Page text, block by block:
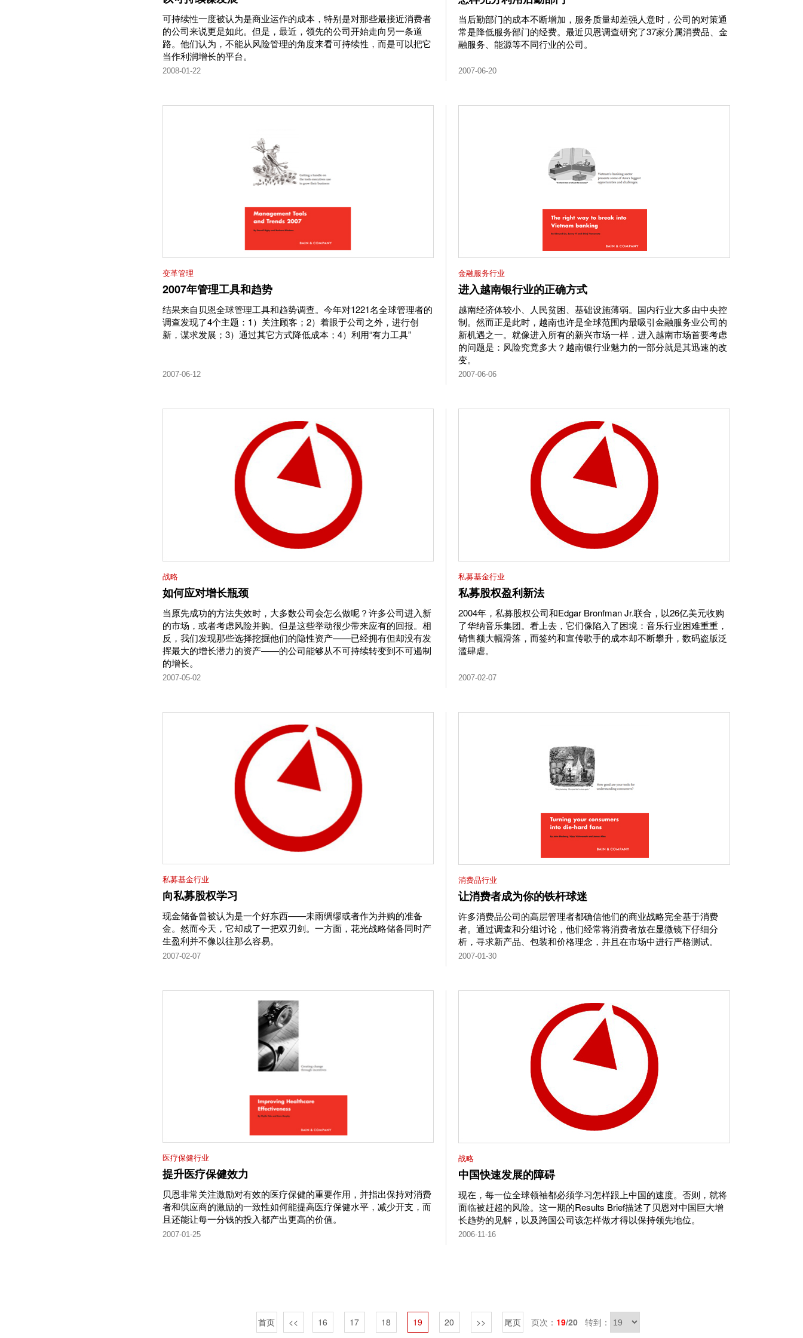
可持续性一度被认为是商业运作的成本，特别是对那些最接近消费者
的公司来说更是如此。但是，最近，领先的公司开始走向另一条道
路。他们认为，不能从风险管理的角度来看可持续性，而是可以把它
当作利润增长的平台。
2008-01-22
当后勤部门的成本不断增加，服务质量却差强人意时，公司的对策通
常是降低服务部门的经费。最近贝恩调查研究了37家分属消费品、金
融服务、能源等不同行业的公司。
2007-06-20
变革管理
2007年管理工具和趋势
结果来自贝恩全球管理工具和趋势调查。今年对1221名全球管理者的
调查发现了4个主题：1）关注顾客；2）着眼于公司之外，进行创
新，谋求发展；3）通过其它方式降低成本；4）利用“有力工具”
2007-06-12
金融服务行业
进入越南银行业的正确方式
越南经济体较小、人民贫困、基础设施薄弱。国内行业大多由中央控
制。然而正是此时，越南也许是全球范围内最吸引金融服务业公司的
新机遇之一。就像进入所有的新兴市场一样，进入越南市场首要考虑
的问题是：风险究竟多大？越南银行业魅力的一部分就是其迅速的改
变。
2007-06-06
战略
如何应对增长瓶颈
当原先成功的方法失效时，大多数公司会怎么做呢？许多公司进入新
的市场，或者考虑风险并购。但是这些举动很少带来应有的回报。相
反，我们发现那些选择挖掘他们的隐性资产——已经拥有但却没有发
挥最大的增长潜力的资产——的公司能够从不可持续转变到不可遏制
的增长。
2007-05-02
私募基金行业
私募股权盈利新法
2004年，私募股权公司和Edgar Bronfman Jr.联合，以26亿美元收购
了华纳音乐集团。看上去，它们像陷入了困境：音乐行业困难重重，
销售额大幅滑落，而签约和宣传歌手的成本却不断攀升，数码盗版泛
滥肆虐。
2007-02-07
私募基金行业
向私募股权学习
现金储备曾被认为是一个好东西——未雨绸缪或者作为并购的准备
金。然而今天，它却成了一把双刃剑。一方面，花光战略储备同时产
生盈利并不像以往那么容易。
2007-02-07
消费品行业
让消费者成为你的铁杆球迷
许多消费品公司的高层管理者都确信他们的商业战略完全基于消费
者。通过调查和分组讨论，他们经常将消费者放在显微镜下仔细分
析，寻求新产品、包装和价格理念，并且在市场中进行严格测试。
2007-01-30
医疗保健行业
提升医疗保健效力
贝恩非常关注激励对有效的医疗保健的重要作用，并指出保持对消费
者和供应商的激励的一致性如何能提高医疗保健水平，减少开支，而
且还能让每一分钱的投入都产出更高的价值。
2007-01-25
战略
中国快速发展的障碍
现在，每一位全球领袖都必须学习怎样跟上中国的速度。否则，就将
面临被赶超的风险。这一期的Results Brief描述了贝恩对中国巨大增
长趋势的见解，以及跨国公司该怎样做才得以保持领先地位。
2006-11-16
首页 << 16 17 18 19 20 >> 尾页 页次： 19/20 转到：